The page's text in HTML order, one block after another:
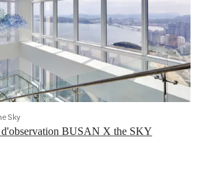
BUSAN X the SKY
Sky